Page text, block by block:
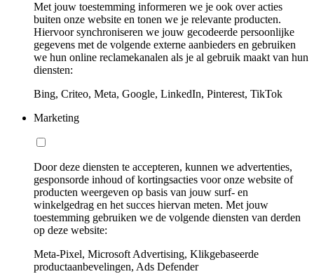
Met jouw toestemming informeren we je ook over acties
buiten onze website en tonen we je relevante producten.
Hiervoor synchroniseren we jouw gecodeerde persoonlijke
gegevens met de volgende externe aanbieders en gebruiken
we hun online reclamekanalen als je al gebruik maakt van hun
diensten:
Bing, Criteo, Meta, Google, LinkedIn, Pinterest, TikTok
Marketing
Door deze diensten te accepteren, kunnen we advertenties,
gesponsorde inhoud of kortingsacties voor onze website of
producten weergeven op basis van jouw surf- en
winkelgedrag en het succes hiervan meten. Met jouw
toestemming gebruiken we de volgende diensten van derden
op deze website:
Meta-Pixel, Microsoft Advertising, Klikgebaseerde
productaanbevelingen, Ads Defender